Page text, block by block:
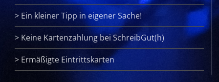
> Ein kleiner Tipp in eigener Sache!
> Keine Kartenzahlung bei SchreibGut(h)
> Ermäßigte Eintrittskarten